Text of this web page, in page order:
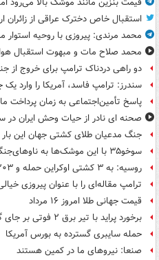
استقبال خاص دخترک عراقی از زائران
محمد مرندی: پیروزی با روحیه
محمد صلاح مات و مبهوت استقبال
دو راهی دردناک ترامپ برای خروج از
سندرز: ترامپ فاسد، آمریکا را وارد
پاسخ تأمین‌اجتماعی به زمان پرداخت
صحنه ای نادر از حیات وحش ایران در
جنگ مدعیان طلای کشتی جهان این
سوخو۳۵ با این موشک‌ها به ناوهای‌جنگی حمله می‌کند
روسیه: به ۳ کشتی اوکراین حمله و ۲۰۳ پهپاد را سرنگون کردیم
ترامپ مقاله‌ای را با عنوان پیروزی
قیمت جهانی طلا امروز ۱۶ مرداد
برخورد پراید با تیر برق ۲ فوتی بر جای گذاشت
حمله سایبری گسترده به بورس آمریکا
صنعا: نیروهای ما در کمین‌ هستند